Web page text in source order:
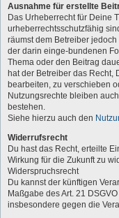
Ausnahme für erstellte
Das Urheberrecht für Deine
urheberrechtsschutzfähig
räumst dem Betreiber
der darin einge-bundenen
Thema oder den Beitrag
hat der Betreiber das Recht,
bearbeiten, zu verschieben
Nutzungsrechte bleiben
bestehen.
Siehe hierzu auch den
Widerrufsrecht
Du hast das Recht, erteilte
Wirkung für die Zukunft zu
Widerspruchsrecht
Du kannst der künftigen
Maßgabe des Art. 21
insbesondere gegen die